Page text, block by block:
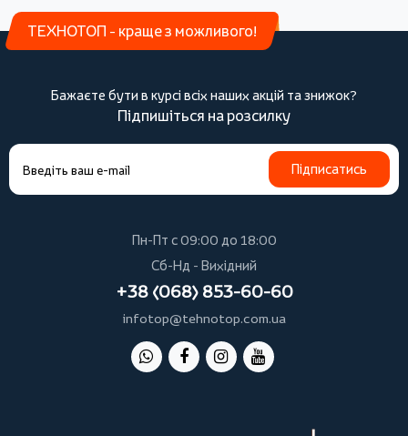
ТЕХНОТОП - краще з можливого!
Бажаєте бути в курсі всіх наших акцій та знижок?
Підпишіться на розсилку
Підписатись
Пн-Пт с 09:00 до 18:00
Сб-Нд - Вихідний
+38 (068) 853-60-60
infotop@tehnotop.com.ua